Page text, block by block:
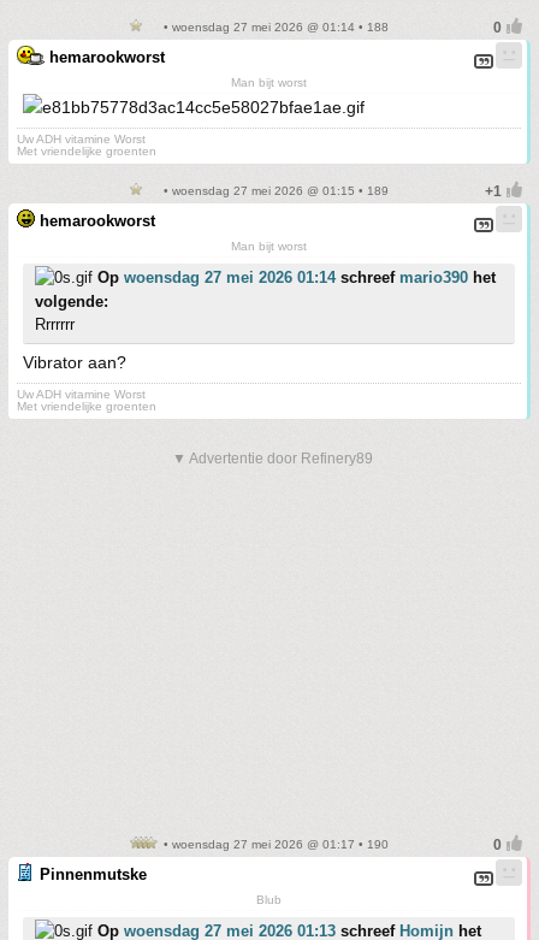
• woensdag 27 mei 2026 @ 01:14 • 188
hemarookworst
Man bijt worst
Uw ADH vitamine Worst
Met vriendelijke groenten
• woensdag 27 mei 2026 @ 01:15 • 189
hemarookworst
Man bijt worst
Op woensdag 27 mei 2026 01:14schreef mario390 het
volgende:
Rrrrrrr
Vibrator aan?
Uw ADH vitamine Worst
Met vriendelijke groenten
▼ Advertentie door Refinery89
• woensdag 27 mei 2026 @ 01:17 • 190
Pinnenmutske
Blub
Op woensdag 27 mei 2026 01:13 schreef Homijn het